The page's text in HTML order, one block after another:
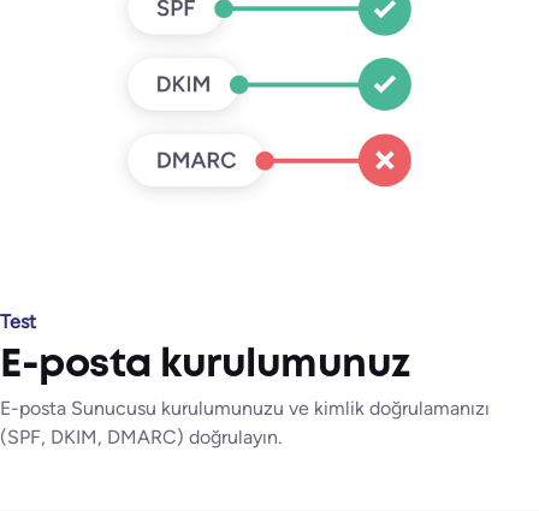
Test
E-posta kurulumunuz
E-posta Sunucusu kurulumunuzu ve kimlik doğrulamanızı
(SPF, DKIM, DMARC) doğrulayın.